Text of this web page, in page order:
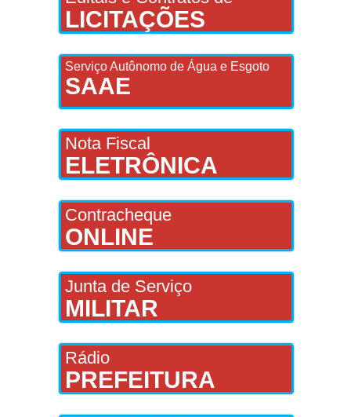
LICITAÇÕES
Serviço Autônomo de Água e Esgoto
SAAE
Nota Fiscal
ELETRÔNICA
Contracheque
ONLINE
Junta de Serviço
MILITAR
Rádio
PREFEITURA